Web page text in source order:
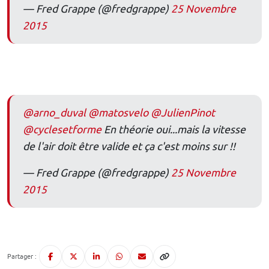
— Fred Grappe (@fredgrappe) 25 Novembre
2015
@arno_duval @matosvelo @JulienPinot
@cyclesetformeEn théorie oui...mais la vitesse
de l'air doit être valide et ça c'est moins sur !!
— Fred Grappe (@fredgrappe) 25 Novembre
2015
Partager :